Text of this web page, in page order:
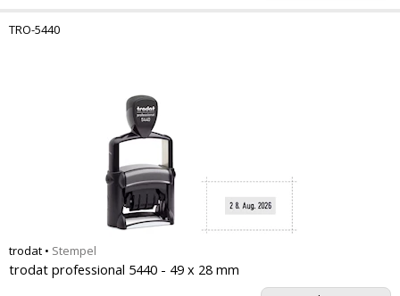
TRO-5440
trodat • Stempel
trodat professional 5440 - 49 x 28 mm